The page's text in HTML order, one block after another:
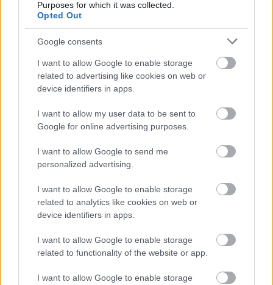
Purposes for which it was collected.
Opted Out
Google consents
I want to allow Google to enable storage
related to advertising like cookies on web or
device identifiers in apps.
I want to allow my user data to be sent to
Google for online advertising purposes.
I want to allow Google to send me
personalized advertising.
I want to allow Google to enable storage
related to analytics like cookies on web or
device identifiers in apps.
I want to allow Google to enable storage
related to functionality of the website or app.
I want to allow Google to enable storage
✨ Megújult Horoszkóp oldal
„Tudtam, hogy nem fogja időben megetetni a
gyerekeket és minden borul” – Control freak
vagy, vagy csak a férjed megbízhatatlan?
A tökéletes főtt kukorica titka – a kedvenc
zöldségesemtől tanultam a trükköt
Miért csókolóznak az emberek? Íme a
tudományos magyarázat
szerint: bőség és erő